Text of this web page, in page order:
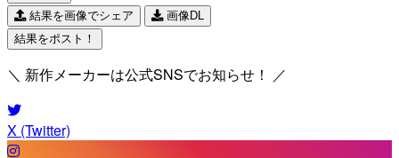
結果を画像でシェア
画像DL
結果をポスト！
＼ 新作メーカーは公式SNSでお知らせ！ ／
X (Twitter)